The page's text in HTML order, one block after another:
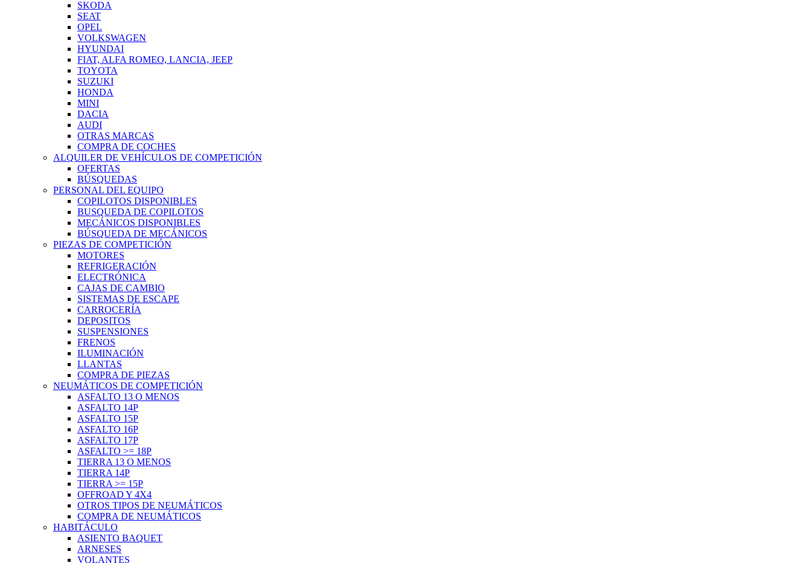
SKODA
SEAT
OPEL
VOLKSWAGEN
HYUNDAI
FIAT, ALFA ROMEO, LANCIA, JEEP
TOYOTA
SUZUKI
HONDA
MINI
DACIA
AUDI
OTRAS MARCAS
COMPRA DE COCHES
ALQUILER DE VEHÍCULOS DE COMPETICIÓN
OFERTAS
BÚSQUEDAS
PERSONAL DEL EQUIPO
COPILOTOS DISPONIBLES
BUSQUEDA DE COPILOTOS
MECÁNICOS DISPONIBLES
BÚSQUEDA DE MECÁNICOS
PIEZAS DE COMPETICIÓN
MOTORES
REFRIGERACIÓN
ELECTRÓNICA
CAJAS DE CAMBIO
SISTEMAS DE ESCAPE
CARROCERÍA
DEPOSITOS
SUSPENSIONES
FRENOS
ILUMINACIÓN
LLANTAS
COMPRA DE PIEZAS
NEUMÁTICOS DE COMPETICIÓN
ASFALTO 13 O MENOS
ASFALTO 14P
ASFALTO 15P
ASFALTO 16P
ASFALTO 17P
ASFALTO >= 18P
TIERRA 13 O MENOS
TIERRA 14P
TIERRA >= 15P
OFFROAD Y 4X4
OTROS TIPOS DE NEUMÁTICOS
COMPRA DE NEUMÁTICOS
HABITÁCULO
ASIENTO BAQUET
ARNESES
VOLANTES